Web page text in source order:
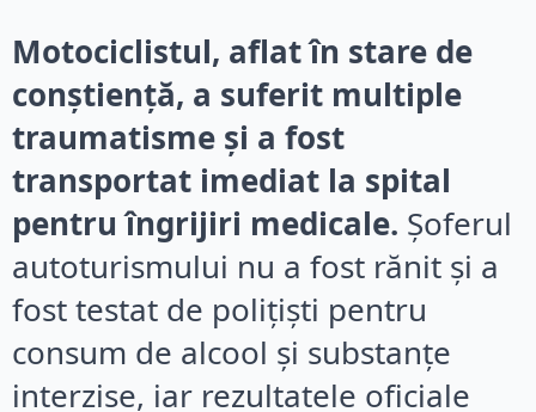
Motociclistul, aflat în stare de
conștiență, a suferit multiple
traumatisme și a fost
transportat imediat la spital
pentru îngrijiri medicale. Șoferul
autoturismului nu a fost rănit și a
fost testat de polițiști pentru
consum de alcool și substanțe
interzise, iar rezultatele oficiale